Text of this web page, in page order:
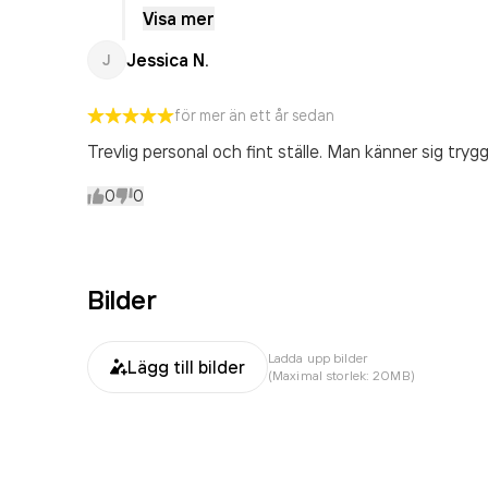
våra lokaler så det är anledningen till att de
de då skäller är för mig naturligt. De tystnar
oanmäld. Jag är stolt över vårt dagis och
tas väl omhand. Mvh Emma
Visa mer
J Jessica N.
för mer än ett år sedan
Trevlig personal och fint ställe. Man känner sig
0 0
Bilder
Lägg till bilder
Ladda upp bilder
(Maximal storlek: 20MB)